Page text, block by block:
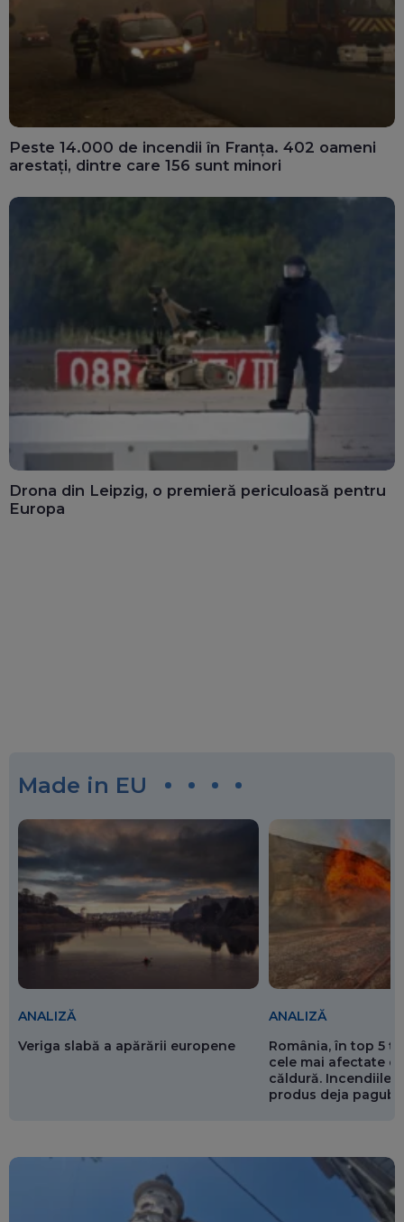
Peste 14.000 de incendii în Franța. 402 oameni
arestați, dintre care 156 sunt minori
Drona din Leipzig, o premieră periculoasă pentru
Europa
Made in EU
ANALIZĂ
Veriga slabă a apărării europene
ANALIZĂ
România, în top 5
cele mai afectate
căldură. Incendiile
produs deja